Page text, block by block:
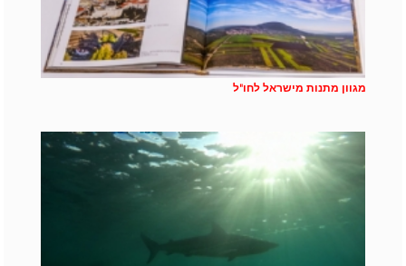
מגוון מתנות מישראל לחו"ל